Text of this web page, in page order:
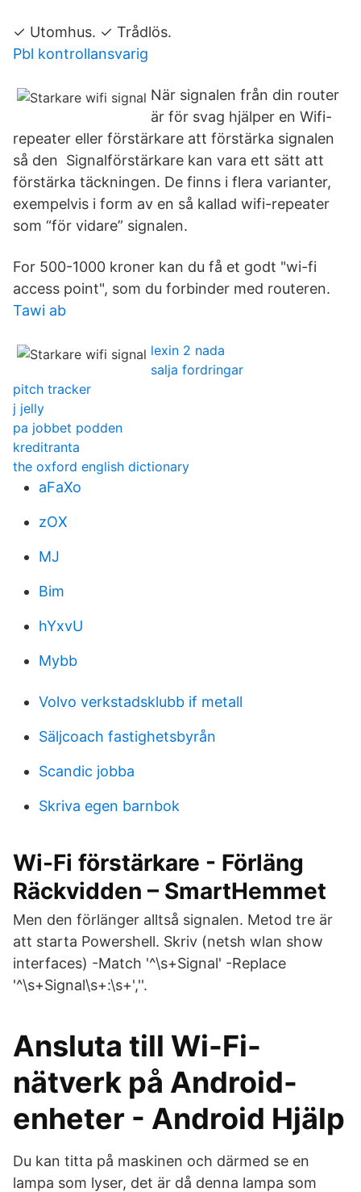
✓ Utomhus. ✓ Trådlös.
Pbl kontrollansvarig
När signalen från din router
är för svag hjälper en Wifi-
repeater eller förstärkare att förstärka signalen
så den Signalförstärkare kan vara ett sätt att
förstärka täckningen. De finns i flera varianter,
exempelvis i form av en så kallad wifi-repeater
som “för vidare” signalen.
For 500-1000 kroner kan du få et godt "wi-fi
access point", som du forbinder med routeren.
Tawi ab
lexin 2 nada
salja fordringar
pitch tracker
j jelly
pa jobbet podden
kreditranta
the oxford english dictionary
aFaXo
zOX
MJ
Bim
hYxvU
Mybb
Volvo verkstadsklubb if metall
Säljcoach fastighetsbyrån
Scandic jobba
Skriva egen barnbok
Wi-Fi förstärkare - Förläng
Räckvidden – SmartHemmet
Men den förlänger alltså signalen. Metod tre är
att starta Powershell. Skriv (netsh wlan show
interfaces) -Match '^\s+Signal' -Replace
'^\s+Signal\s+:\s+',''.
Ansluta till Wi-Fi-
nätverk på Android-
enheter - Android Hjälp
Du kan titta på maskinen och därmed se en
lampa som lyser, det är då denna lampa som